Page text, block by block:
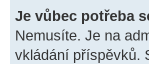
Je vůbec potřeba
Nemusíte. Je na
vkládání příspěvků.